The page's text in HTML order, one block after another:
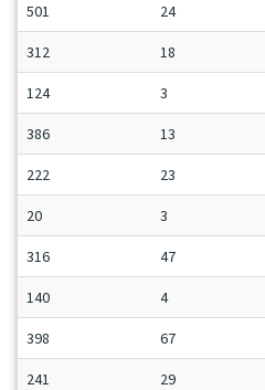
501 24
312 18
124 3
386 13
222 23
20 3
316 47
140 4
398 67
241 29